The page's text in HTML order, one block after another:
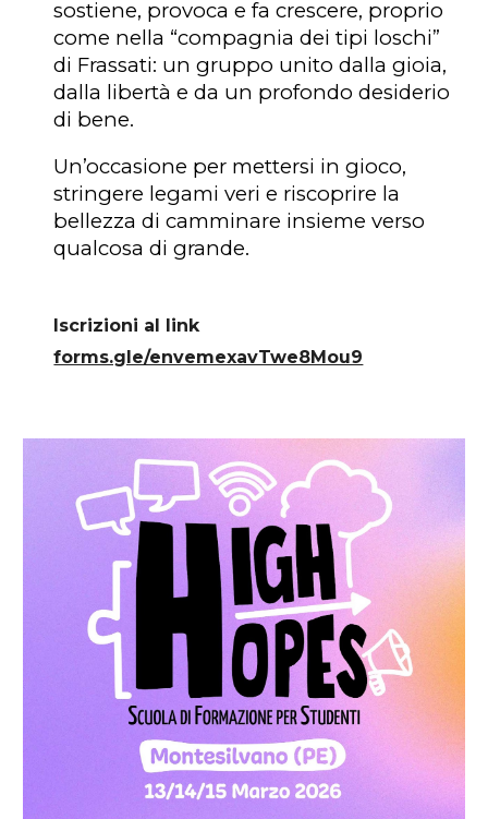
sostiene, provoca e fa crescere, proprio
come nella “compagnia dei tipi loschi”
di Frassati: un gruppo unito dalla gioia,
dalla libertà e da un profondo desiderio
di bene.
Un’occasione per mettersi in gioco,
stringere legami veri e riscoprire la
bellezza di camminare insieme verso
qualcosa di grande.
Iscrizioni al link
forms.gle/envemexavTwe8Mou9